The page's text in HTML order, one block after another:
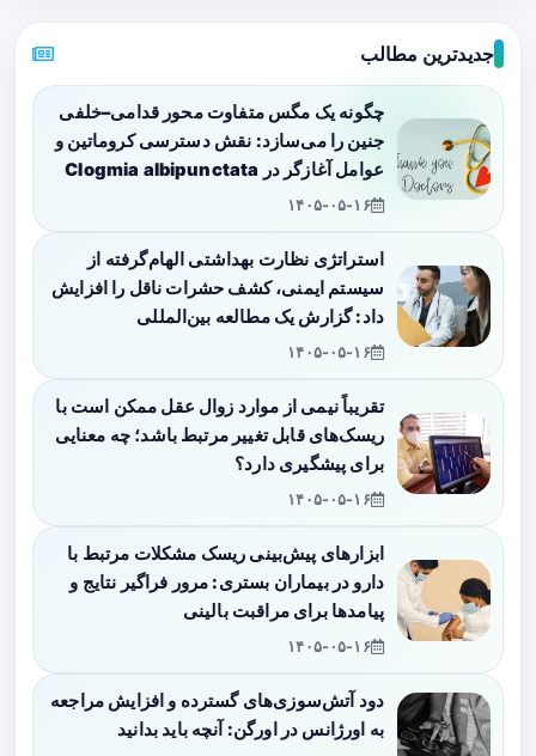
جدیدترین مطالب
چگونه یک مگس متفاوت محور قدامی–خلفی
جنین را می‌سازد: نقش دسترسی کروماتین و
عوامل آغازگر در Clogmia albipunctata
۱۴۰۵-۰۵-۱۶
استراتژی نظارت بهداشتی الهام‌گرفته از
سیستم ایمنی، کشف حشرات ناقل را افزایش
داد: گزارش یک مطالعه بین‌المللی
۱۴۰۵-۰۵-۱۶
تقریباً نیمی از موارد زوال عقل ممکن است با
ریسک‌های قابل تغییر مرتبط باشد؛ چه معنایی
برای پیشگیری دارد؟
۱۴۰۵-۰۵-۱۶
ابزارهای پیش‌بینی ریسک مشکلات مرتبط با
دارو در بیماران بستری: مرور فراگیر نتایج و
پیامدها برای مراقبت بالینی
۱۴۰۵-۰۵-۱۶
دود آتش‌سوزی‌های گسترده و افزایش مراجعه
به اورژانس در اورگن: آنچه باید بدانید